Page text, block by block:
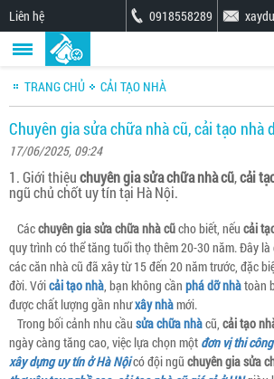
Liên hệ 0918558289
TRANG CHỦ CẢI TẠO NHÀ
Chuyên gia sửa chữa nhà cũ, cải tạo nhà
17/06/2025, 09:24
1. Giới thiệuchuyên gia sửa chữa nhà cũ,cải
ngũ chủ chốt uy tín tại Hà Nội.
Cácchuyên gia sửa chữa nhà cũcho biết, nếu cải
quy trình có thể tăng tuổi thọ thêm 20-30 năm. Đây
các căn nhà cũ đã xây từ 15 đến 20 năm trước, đặc
đời. Vớicải tạo nhà, bạn không cần phá dỡ nhàtoàn
được chất lượng gần nhưxây nhàmới.
Trong bối cảnh nhu cầu sửa chữa nhàcũ, cải tạo
ngày càng tăng cao, việc lựa chọn một đơn vị thi
xây dựng uy tín ở Hà Nộicó đội ngũ chuyên gia sửa